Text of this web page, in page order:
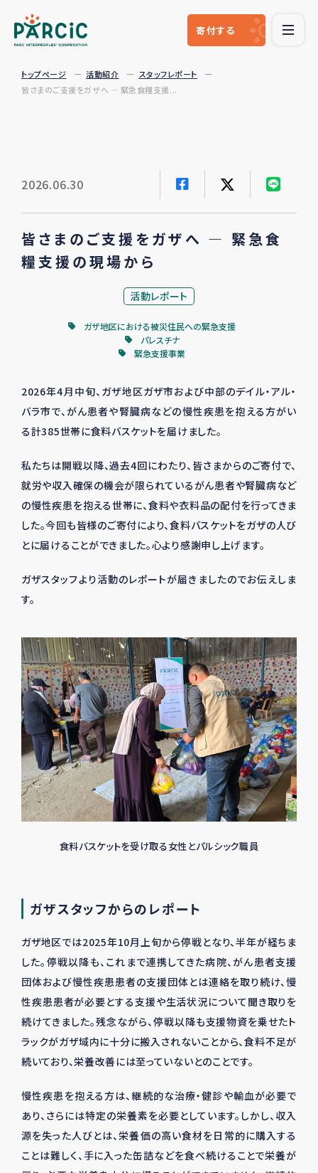
寄付する
トップページ 活動紹介
スタッフレポート
皆さまのご支援をガザへ ― 緊急食糧支援...
2026.06.30
皆さまのご支援をガザへ ― 緊急食
糧支援の現場から
活動レポート
ガザ地区における被災住民への緊急支援
パレスチナ
緊急支援事業
2026年4月中旬、ガザ地区ガザ市および中部のデイル・アル・
バラ市で、がん患者や腎臓病などの慢性疾患を抱える方がい
る計385世帯に食料バスケットを届けました。
私たちは開戦以降、過去4回にわたり、皆さまからのご寄付で、
就労や収入確保の機会が限られているがん患者や腎臓病など
の慢性疾患を抱える世帯に、食料や衣料品の配付を行ってきま
した。今回も皆様のご寄付により、食料バスケットをガザの人び
とに届けることができました。心より感謝申し上げます。
ガザスタッフより活動のレポートが届きましたのでお伝えしま
す。
食料バスケットを受け取る女性とパルシック職員
ガザスタッフからのレポート
ガザ地区では2025年10月上旬から停戦となり、半年が経ちま
した。停戦以降も、これまで連携してきた病院、がん患者支援
団体および慢性疾患患者の支援団体とは連絡を取り続け、慢
性疾患患者が必要とする支援や生活状況について聞き取りを
続けてきました。残念ながら、停戦以降も支援物資を乗せたト
ラックがガザ域内に十分に搬入されないことから、食料不足が
続いており、栄養改善には至っていないとのことです。
慢性疾患を抱える方は、継続的な治療・健診や輸血が必要で
あり、さらには特定の栄養素を必要としています。しかし、収入
源を失った人びとは、栄養価の高い食材を日常的に購入する
ことは難しく、手に入った缶詰などを食べ続けることで栄養が